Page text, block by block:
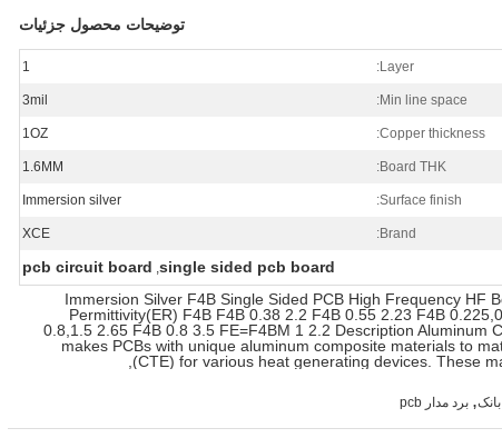
توضیحات محصول جزئیات
Layer:
1
Min line space:
3mil
Copper thickness:
1OZ
Board THK:
1.6MM
Surface finish:
Immersion silver
Brand:
XCE
single sided pcb board
,
pcb circuit board
Immersion Silver F4B Single Sided PCB High Frequency HF
Permittivity(ER) F4B F4B 0.38 2.2 F4B 0.55 2.23 F4B
0.8,1.5 2.65 F4B 0.8 3.5 FE=F4BM 1 2.2 Description Aluminum
makes PCBs with unique aluminum composite materials to
(CTE) for various heat generating devices. These
, برد مدار pcb